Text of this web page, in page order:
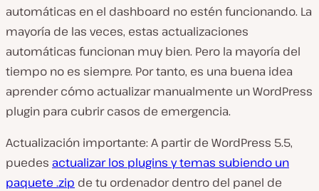
automáticas en el dashboard no estén funcionando. La
mayoría de las veces, estas actualizaciones
automáticas funcionan muy bien. Pero la mayoría del
tiempo no es siempre. Por tanto, es una buena idea
aprender cómo actualizar manualmente un WordPress
plugin para cubrir casos de emergencia.
Actualización importante: A partir de WordPress 5.5,
puedes actualizar los plugins y temas subiendo un
paquete .zip de tu ordenador dentro del panel de